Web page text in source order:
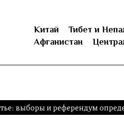
Китай Тибет и
Афганистан
выборы и референдум